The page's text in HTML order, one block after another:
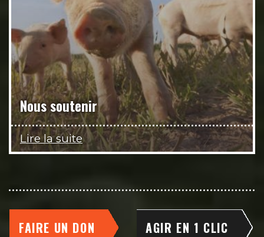
Nous soutenir
Lire la suite
FAIRE UN DON AGIR EN 1 CLIC